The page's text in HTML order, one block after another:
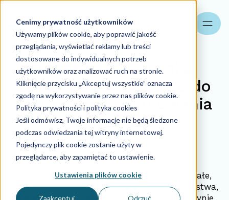
Cenimy prywatność użytkowników
Używamy plików cookie, aby poprawić jakość
przeglądania, wyświetlać reklamy lub treści
dostosowane do indywidualnych potrzeb
użytkowników oraz analizować ruch na stronie.
Kliknięcie przycisku „Akceptuj wszystkie” oznacza
zgodę na wykorzystywanie przez nas plików cookie.
Polityka prywatności i polityka cookies
Jeśli odmówisz, Twoje informacje nie będą śledzone
podczas odwiedzania tej witryny internetowej.
Pojedynczy plik cookie zostanie użyty w
przeglądarce, aby zapamiętać to ustawienie.
Ustawienia plików cookie
Zaakceptuj Odrzuć
Amortyzacja środka
trwałego – narzędzie do
skutecznego planowania
inwestycji
04.11.2024
Rzeczowe składniki majątku, tj. środki trwałe,
które znajdują się w dyspozycji przedsiębiorstwa,
podlegają amortyzacji. Nie stanowi ona jedynie